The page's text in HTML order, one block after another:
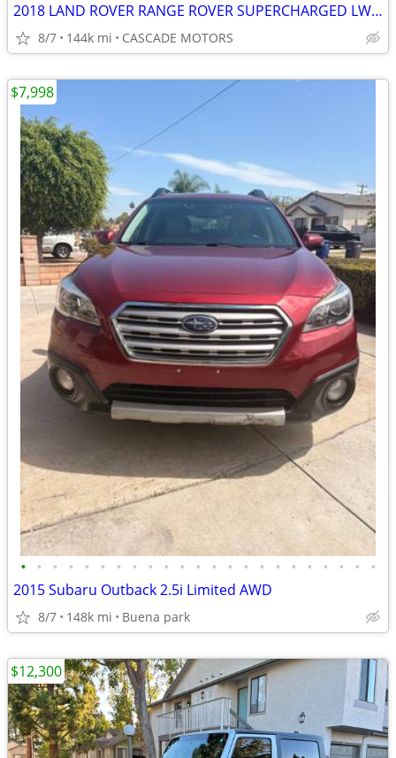
2018 LAND ROVER RANGE ROVER SUPERCHARGED LWB AWD x5 x6 x7 q7 gls450
8/7 144k mi CASCADE MOTORS
• • • • • • • • • • • • • • • • • • • • • • •
2015 Subaru Outback 2.5i Limited AWD
8/7 148k mi Buena park
$7,998
$12,300